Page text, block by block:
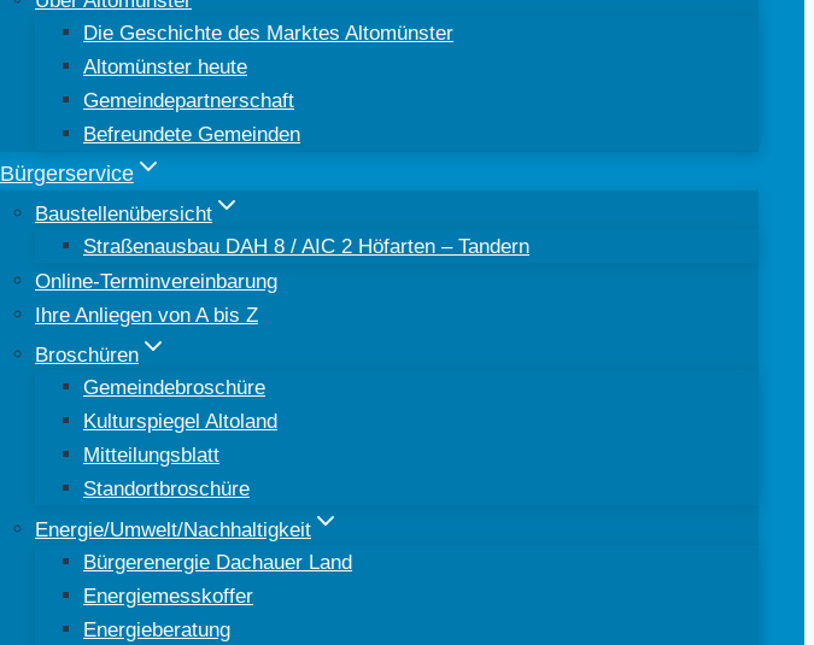
Die Geschichte des Marktes Altomünster
Altomünster heute
Gemeindepartnerschaft
Befreundete Gemeinden
Bürgerservice
Baustellenübersicht
Straßenausbau DAH 8 / AIC 2 Höfarten – Tandern
Online-Terminvereinbarung
Ihre Anliegen von A bis Z
Broschüren
Gemeindebroschüre
Kulturspiegel Altoland
Mitteilungsblatt
Standortbroschüre
Energie/Umwelt/Nachhaltigkeit
Bürgerenergie Dachauer Land
Energiemesskoffer
Energieberatung